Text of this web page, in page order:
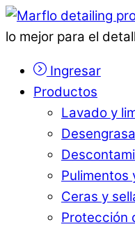
lo mejor para el
Ingresar
Productos
Lavado y
Pulimentos
Ceras y
Protección